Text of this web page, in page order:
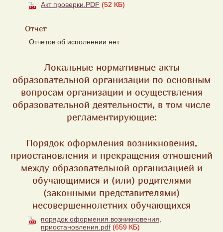
Акт проверки.PDF (52 КБ)
Отчет
Отчетов об исполнении нет
Локальные нормативные акты
образовательной организации по основным
вопросам организации и осуществления
образовательной деятельности, в том числе
регламентирующие:
Порядок оформления возникновения,
приостановления и прекращения отношений
между образовательной организацией и
обучающимися и (или) родителями
(законными представителями)
несовершеннолетних обучающихся
порядок оформения возникновения,
приостановления.pdf (659 КБ)